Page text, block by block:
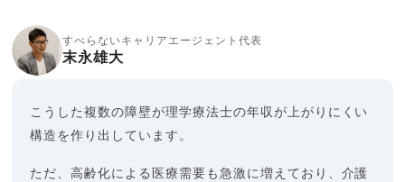
すべらないキャリアエージェント代表
末永雄大
こうした複数の障壁が理学療法士の年収が上がりにくい
構造を作り出しています。
ただ、高齢化による医療需要も急激に増えており、介護